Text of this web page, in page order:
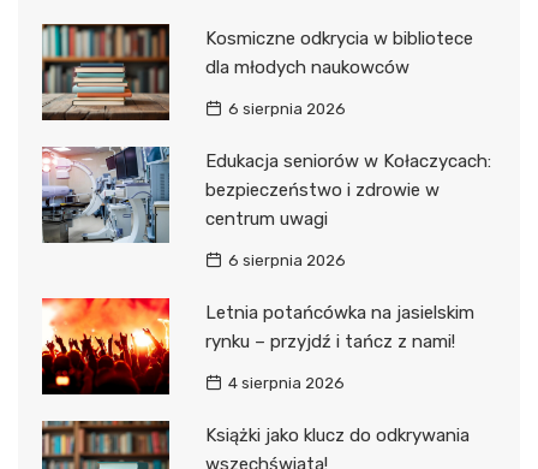
Kosmiczne odkrycia w bibliotece
dla młodych naukowców
6 sierpnia 2026
Edukacja seniorów w Kołaczycach:
bezpieczeństwo i zdrowie w
centrum uwagi
6 sierpnia 2026
Letnia potańcówka na jasielskim
rynku – przyjdź i tańcz z nami!
4 sierpnia 2026
Książki jako klucz do odkrywania
wszechświata!